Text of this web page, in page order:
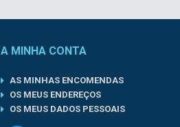
A MINHA CONTA
AS MINHAS ENCOMENDAS
OS MEUS ENDEREÇOS
OS MEUS DADOS PESSOAIS